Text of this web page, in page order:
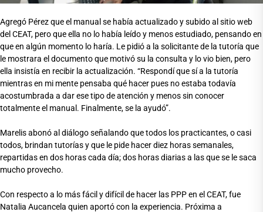
Agregó Pérez que el manual se había actualizado y subido al sitio web
del CEAT, pero que ella no lo había leído y menos estudiado, pensando en
que en algún momento lo haría. Le pidió a la solicitante de la tutoría que
le mostrara el documento que motivó su la consulta y lo vio bien, pero
ella insistía en recibir la actualización. “Respondí que sí a la tutoría
mientras en mi mente pensaba qué hacer pues no estaba todavía
acostumbrada a dar ese tipo de atención y menos sin conocer
totalmente el manual. Finalmente, se la ayudó”.
Marelis abonó al diálogo señalando que todos los practicantes, o casi
todos, brindan tutorías y que le pide hacer diez horas semanales,
repartidas en dos horas cada día; dos horas diarias a las que se le saca
mucho provecho.
Con respecto a lo más fácil y difícil de hacer las PPP en el CEAT, fue
Natalia Aucancela quien aportó con la experiencia. Próxima a